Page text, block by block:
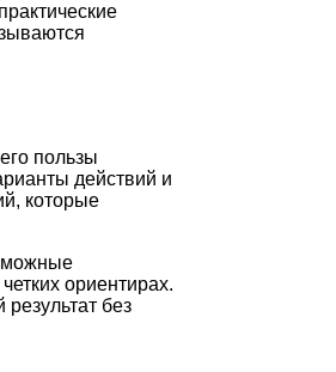
пользы
действий и
которые
ориентирах.
без